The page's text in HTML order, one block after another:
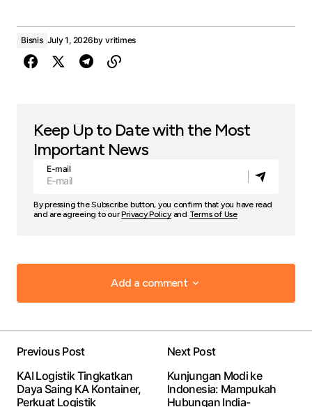
Bisnis July 1, 2026by vritimes
Keep Up to Date with the Most
Important News
E-mail
By pressing the Subscribe button, you confirm that you have read
and are agreeing to ourPrivacy Policyand Terms of Use
Add a comment
Add a comment
fields are marked*
Previous Post
KAI Logistik Tingkatkan
Daya Saing KA Kontainer,
Perkuat Logistik
Next Post
Kunjungan Modi ke
Indonesia: Mampukah
Hubungan India-